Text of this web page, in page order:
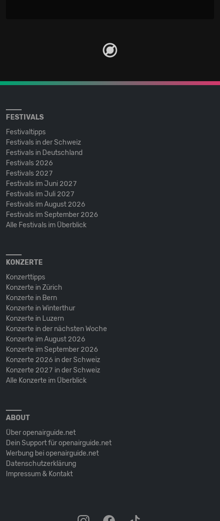
FESTIVALS
Festivaltipps
Festivals in der Schweiz
Festivals in Deutschland
Festivals 2026
Festivals 2027
Festivals im Juni 2027
Festivals im Juli 2027
Festivals im August 2026
Festivals im September 2026
Alle Festivals im Überblick
KONZERTE
Konzerttipps
Konzerte in Zürich
Konzerte in Bern
Konzerte in Winterthur
Konzerte in Luzern
Konzerte in der nächsten Woche
Konzerte im August 2026
Konzerte im September 2026
Konzerte 2026 in der Schweiz
Konzerte 2027 in der Schweiz
Alle Konzerte im Überblick
ABOUT
Über openairguide.net
Dein Support für openairguide.net
Werbung bei openairguide.net
Datenschutz­erklärung
Impressum & Kontakt